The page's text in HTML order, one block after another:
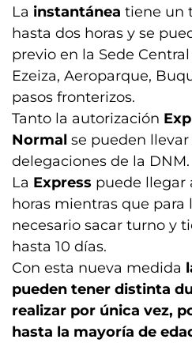
La instantánea tiene un
hasta dos horas y se
previo en la Sede
Ezeiza, Aeroparque,
pasos fronterizos.
Tanto la autorización
Normal se pueden
delegaciones de la DNM.
La Express puede llegar
horas mientras que para
necesario sacar turno y
hasta 10 días.
Con esta nueva medida
pueden tener distinta
realizar por única vez,
hasta la mayoría de